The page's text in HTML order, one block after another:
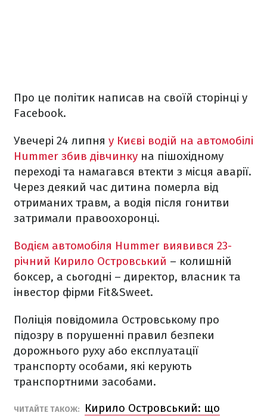
Про це політик написав на своїй сторінці у
Facebook.
Увечері 24 липня у Києві водій на автомобілі
Hummer збив дівчинку на пішохідному
переході та намагався втекти з місця аварії.
Через деякий час дитина померла від
отриманих травм, а водія після гонитви
затримали правоохоронці.
Водієм автомобіля Hummer виявився 23-
річний Кирило Островський – колишній
боксер, а сьогодні – директор, власник та
інвестор фірми Fit&Sweet.
Поліція повідомила Островському про
підозру в порушенні правил безпеки
дорожнього руху або експлуатації
транспорту особами, які керують
транспортними засобами.
ЧИТАЙТЕ ТАКОЖ:
Кирило Островський: що